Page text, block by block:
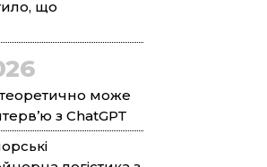
що
теоретично може
з ChatGPT